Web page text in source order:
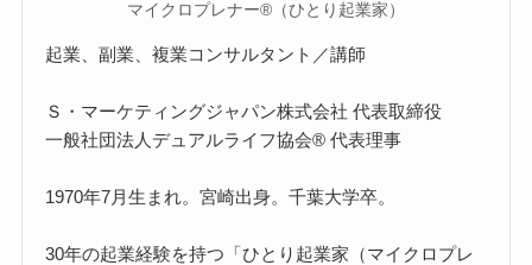
マイクロプレナー®（ひとり起業家）
起業、副業、複業コンサルタント／講師
Ｓ・マーケティングジャパン株式会社 代表取締役
一般社団法人デュアルライフ協会® 代表理事
1970年7月生まれ。宮崎出身。千葉大学卒。
30年の起業経験を持つ「ひとり起業家（マイクロプレ